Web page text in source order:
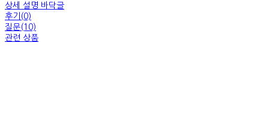
상세 설명 바닥글
후기(0)
질문(10)
관련 상품